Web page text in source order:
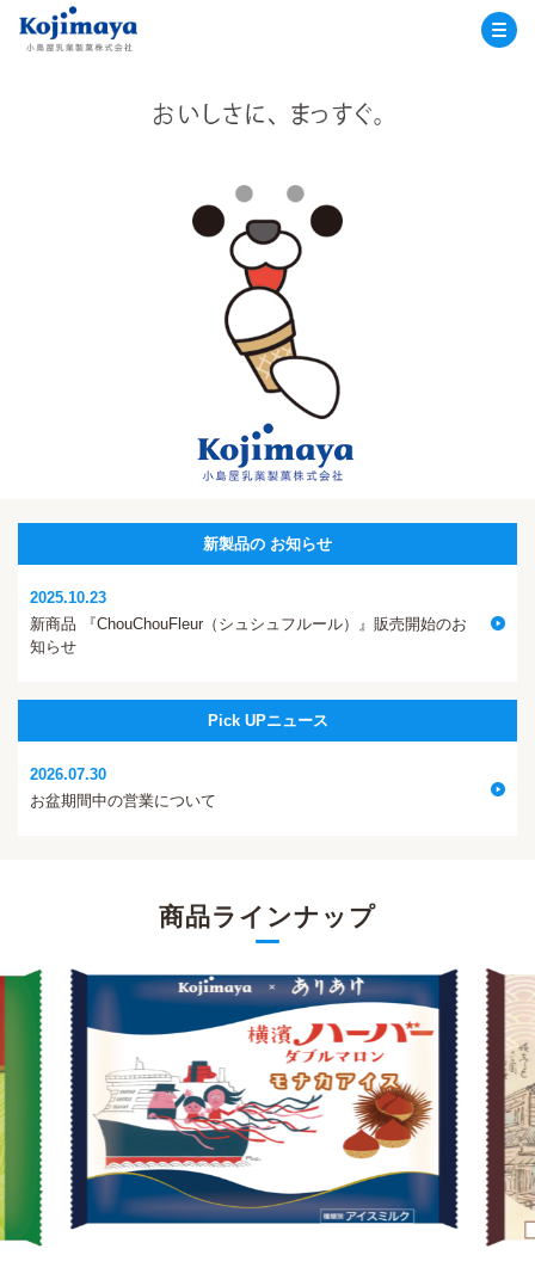
新製品の お知らせ
2025.10.23
新商品 『ChouChouFleur（シュシュフルール）』販売開始のお
知らせ
Pick UPニュース
2026.07.30
お盆期間中の営業について
商品ラインナップ